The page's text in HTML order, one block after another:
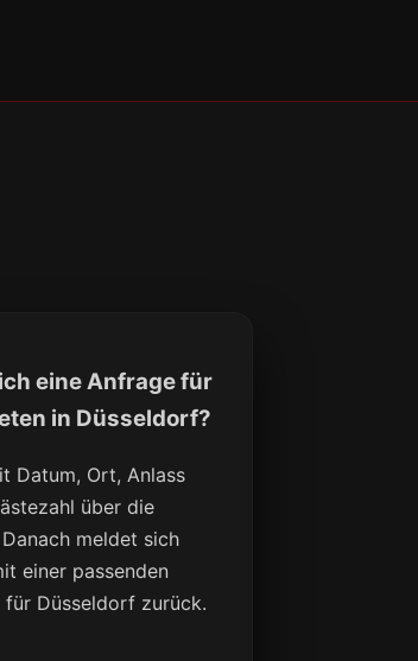
eine Anfrage für
in Düsseldorf?
Datum, Ort, Anlass
über die
meldet sich
einer passenden
für Düsseldorf zurück.